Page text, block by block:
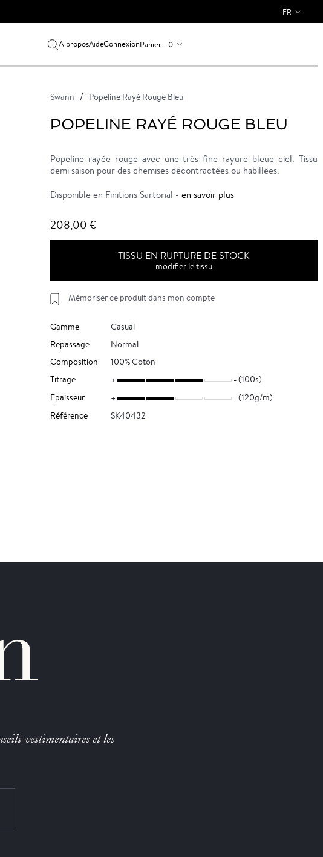
FR
A proposAideConnexionPanier - 0
Swann Popeline Rayé Rouge Bleu
POPELINE RAYÉ ROUGE BLEU
Popeline rayée rouge avec une très fine rayure bleue ciel. Tissu
demi saison pour des chemises décontractées ou habillées.
Disponible en Finitions Sartorial - en savoir plus
208,00 €
TISSU EN RUPTURE DE STOCK
modifier le tissu
Mémoriser ce produit dans mon compte
Gamme
Casual
Repassage
Normal
Composition
100% Coton
Titrage
(100s)
Epaisseur
(120g/m)
Référence
SK40432
vestimentaires et les